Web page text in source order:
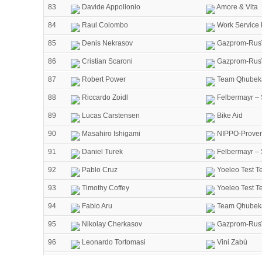
83 Davide Appollonio Amore & Vita
84 Raul Colombo Work Service
85 Denis Nekrasov Gazprom-
86 Cristian Scaroni Gazprom-
87 Robert Power Team
88 Riccardo Zoidl Felbermayr –
89 Lucas Carstensen Bike Aid
90 Masahiro Ishigami NIPPO-
91 Daniel Turek Felbermayr –
92 Pablo Cruz Yoeleo Test
93 Timothy Coffey Yoeleo Test
94 Fabio Aru Team
95 Nikolay Cherkasov Gazprom-
96 Leonardo Tortomasi Vini Zabú